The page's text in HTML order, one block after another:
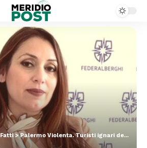
Fatti>Palermo Violenta. Turisti ignari dei pericoli